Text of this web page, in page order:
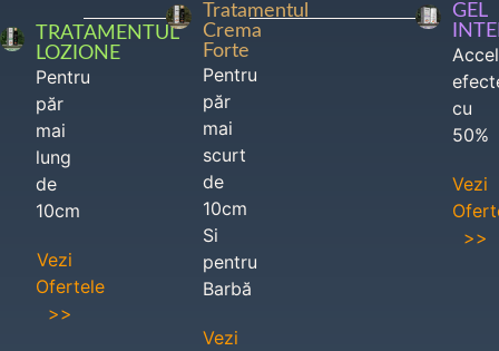
TRATAMENTUL
LOZIONE
Pentru
păr
mai
lung
de
10cm
Vezi
Ofertele
>>
Tratamentul
Crema
Forte
Pentru
păr
mai
scurt
de
10cm
Si
pentru
Barbă
Vezi
GEL
cu
50%
Vezi
>>